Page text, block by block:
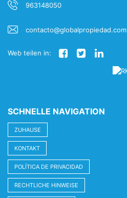
963148050
contacto@globalpropiedad.com
Web teilen in:
SCHNELLE NAVIGATION
ZUHAUSE
KONTAKT
POLÍTICA DE PRIVACIDAD
RECHTLICHE HINWEISE